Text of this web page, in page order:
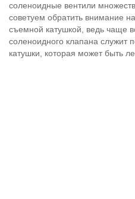
соленоидные вентили
советуем обратить внимание
съемной катушкой, ведь чаще
соленоидного клапана служит
катушки, которая может быть